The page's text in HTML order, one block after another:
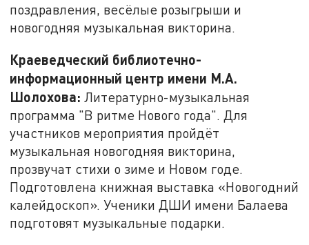
поздравления, весёлые розыгрыши и
новогодняя музыкальная викторина.
Краеведческий библиотечно-
информационный центр имени М.А.
Шолохова: Литературно-музыкальная
программа "В ритме Нового года". Для
участников мероприятия пройдёт
музыкальная новогодняя викторина,
прозвучат стихи о зиме и Новом годе.
Подготовлена книжная выставка «Новогодний
калейдоскоп». Ученики ДШИ имени Балаева
подготовят музыкальные подарки.